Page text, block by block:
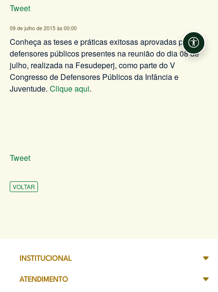
Tweet
09 de julho de 2015 às 00:00
Conheça as teses e práticas exitosas aprovadas pelos
defensores públicos presentes na reunião do dia 08 de
julho, realizada na Fesudeperj, como parte do V
Congresso de Defensores Públicos da Infância e
Juventude. Clique aqui.
Tweet
VOLTAR
INSTITUCIONAL
ATENDIMENTO